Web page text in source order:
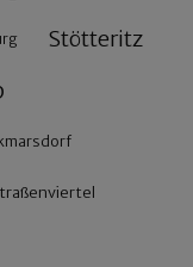
Stötteritz